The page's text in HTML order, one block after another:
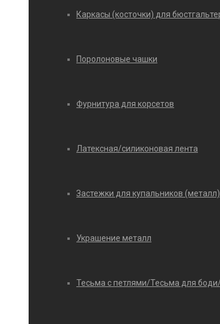
Каркасы (косточки) для
Поролоновые чашки
Фурнитура для корсетов
Латексная/силиконовая лента
Застежки для купальников (металл)
Украшение металл
Тесьма с петлями/Тесьма для